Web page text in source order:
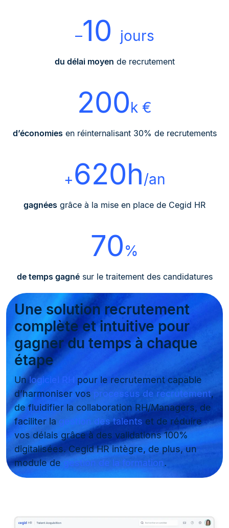
–10 jours
du délai moyen de recrutement
200k €
d’économies en réinternalisant 30% de recrutements
+620h/an
gagnées grâce à la mise en place de Cegid HR
70%
de temps gagnésur le traitement des candidatures
Une solution recrutement
complète et intuitive pour
gagner du temps à chaque
étape
Unlogiciel RH pour le recrutement capable
d’harmoniser vos processus de recrutement,
de fluidifier la collaboration RH/Managers, de
faciliter la gestion des talents et de réduire
vos délais grâce à des validations 100%
digitalisées. Cegid HR intègre, de plus, un
module de gestion de la formation.